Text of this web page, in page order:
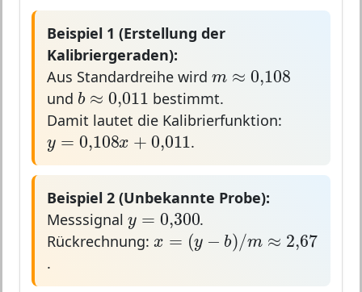
Beispiel 1 (Erstellung der
Kalibriergeraden):
Aus Standardreihe wird m ≈ 0,108
≈ 0,108
und b ≈ 0,011
b≈0,011bestimmt.
Damit lautet die Kalibrierfunktion:
y = 0,108 x +0,011
y=0,108x+0,011
.
Beispiel 2 (Unbekannte Probe):
Messsignal y = 0,300
y=0,300
.
Rückrechnung: x = (y − b)/ m ≈ 2
x=(y− )/m 2 67
.